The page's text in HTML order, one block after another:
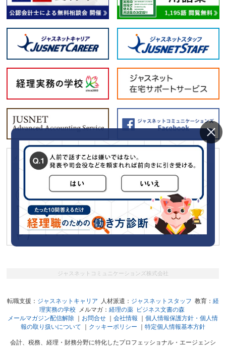
メールマガジン「経理の薬」に広告をだしてみませんか？
ジャスネットコミュニケーションズ株式会社
転職支援： ジャスネットキャリア 人材派遣： ジャスネットスタッフ 教育： 経
理実務の学校 メルマガ：経理の薬 ビジネス文書の森
メールマガジン配信解除
お問合せ ｜会社情報 ｜個人情報保護方針・個人情
報の取り扱いについて
クッキーポリシー 特定個人情報基本方針
会計、税務、経理・財務分野に特化したプロフェッショナル・エージェンシ